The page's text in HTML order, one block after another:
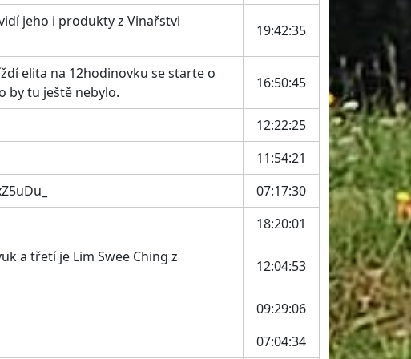
jeho i produkty z Vinařstvi
19:42:35
elita na 12hodinovku se starte o
by tu ještě nebylo.
16:50:45
12:22:25
11:54:21
07:17:30
18:20:01
a třetí je Lim Swee Ching z
12:04:53
09:29:06
07:04:34